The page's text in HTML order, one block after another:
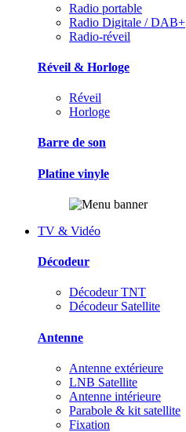
Radio portable
Radio Digitale / DAB+
Radio-réveil
Réveil & Horloge
Réveil
Horloge
Barre de son
Platine vinyle
TV & Vidéo
Décodeur
Décodeur TNT
Décodeur Satellite
Antenne
Antenne extérieure
LNB Satellite
Antenne intérieure
Parabole & kit satellite
Fixation